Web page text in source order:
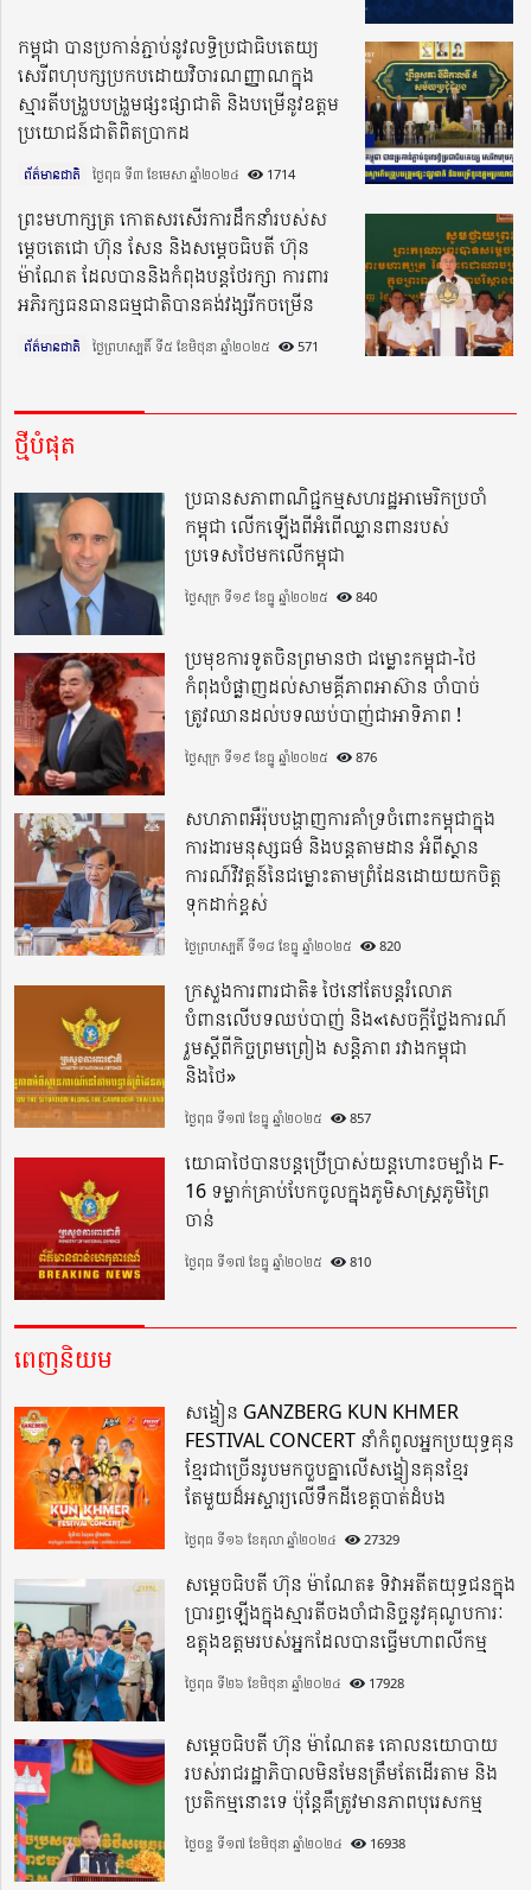
កម្ពុជា បានប្រកាន់ភ្ជាប់នូវលទ្ធិប្រជាធិបតេយ្យ
សេរីពហុបក្សប្រកបដោយវិចារណញ្ញាណក្នុង
ស្មារតីបង្រួបបង្រួមផ្សះផ្សាជាតិ និងបម្រើនូវឧត្តម
ប្រយោជន៍ជាតិពិតប្រាកដ
ព័ត៌មានជាតិ ថ្ងៃពុធ ទី៣ ខែមេសា ឆ្នាំ២០២៤​ 1714
ព្រះមហាក្សត្រ កោតសរសើរការដឹកនាំរបស់ស
ម្តេចតេជោ ហ៊ុន សែន និងសម្តេចធិបតី ហ៊ុន
ម៉ាណែត ដែលបាននិងកំពុងបន្តថែរក្សា ការពារ
អភិរក្សធនធានធម្មជាតិបានគង់វង្សរីកចម្រើន
ព័ត៌មានជាតិ ថ្ងៃព្រហស្បតិ៍ ទី៥ ខែមិថុនា ឆ្នាំ២០២៥​ 571
ថ្មីបំផុត
ប្រធានសភាពាណិជ្ជកម្មសហរដ្ឋអាមេរិកប្រចាំ
កម្ពុជា លើកឡើងពីអំពើឈ្លានពានរបស់
ប្រទេសថៃមកលើកម្ពុជា
ថ្ងៃសុក្រ ទី១៩ ខែធ្នូ ឆ្នាំ២០២៥ 840
ប្រមុខការទូតចិនព្រមានថា ជម្លោះកម្ពុជា-ថៃ
កំពុងបំផ្លាញដល់សាមគ្គីភាពអាស៊ាន ចាំបាច់
ត្រូវឈានដល់បទឈប់បាញ់ជាអាទិភាព !
ថ្ងៃសុក្រ ទី១៩ ខែធ្នូ ឆ្នាំ២០២៥ 876
សហភាពអឺរ៉ុបបង្ហាញការគាំទ្រចំពោះកម្ពុជាក្នុង
ការងារមនុស្សធម៌ និងបន្តតាមដាន អំពីស្ថាន
ការណ៍វិវត្តន៍នៃជម្លោះតាមព្រំដែនដោយយកចិត្ត
ទុកដាក់ខ្ពស់
ថ្ងៃព្រហស្បតិ៍ ទី១៨ ខែធ្នូ ឆ្នាំ២០២៥ 820
ក្រសួងការពារជាតិ៖ ថៃនៅតែបន្តរំលោភ
បំពានលើបទឈប់បាញ់ និង«សេចក្តីថ្លែងការណ៍
រួមស្តីពីកិច្ចព្រមព្រៀង សន្តិភាព រវាងកម្ពុជា
និងថៃ»
ថ្ងៃពុធ ទី១៧ ខែធ្នូ ឆ្នាំ២០២៥ 857
យោធាថៃបានបន្តប្រើប្រាស់យន្តហោះចម្បាំង F-
16 ទម្លាក់គ្រាប់បែកចូលក្នុងភូមិសាស្ត្រភូមិព្រៃ
ចាន់
ថ្ងៃពុធ ទី១៧ ខែធ្នូ ឆ្នាំ២០២៥ 810
ពេញនិយម
សង្វៀន GANZBERG KUN KHMER
FESTIVAL CONCERT នាំកំពូលអ្នកប្រយុទ្ធគុន
ខ្មែរជាច្រើនរូបមកចួបគ្នាលើសង្វៀនគុនខ្មែរ
តែមួយដ៏អស្ចារ្យលើទឹកដីខេត្តបាត់ដំបង
ថ្ងៃពុធ ទី១៦ ខែតុលា ឆ្នាំ២០២៤ 27329
សម្តេចធិបតី ហ៊ុន ម៉ាណែត៖ ទិវាអតីតយុទ្ធជនក្នុង
ប្រារព្ធឡើងក្នុងស្មារតីចងចាំជានិច្ចនូវគុណូបការៈ
ឧត្តុងឧត្តមរបស់អ្នកដែលបានធ្វើមហាពលីកម្ម
ថ្ងៃពុធ ទី២៦ ខែមិថុនា ឆ្នាំ២០២៤ 17928
សម្តេចធិបតី ហ៊ុន ម៉ាណែត៖ គោលនយោបាយ
របស់រាជរដ្ឋាភិបាលមិនមែនត្រឹមតែដើរតាម និង
ប្រតិកម្មនោះទេ ប៉ុន្តែគឺត្រូវមានភាពបុរេសកម្ម
ថ្ងៃចន្ទ ទី១៧ ខែមិថុនា ឆ្នាំ២០២៤ 16938